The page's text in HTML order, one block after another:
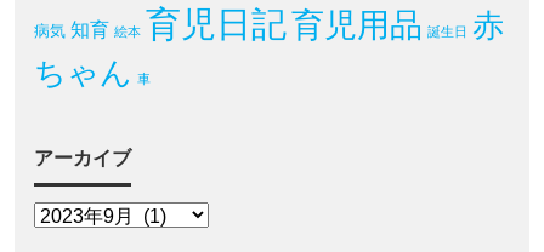
病気 知育 絵本 育児日記育児用品 誕生日 赤
ちゃん 車
アーカイブ